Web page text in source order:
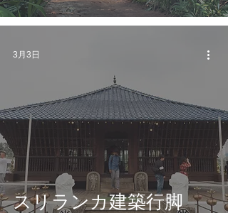
スリランカ建築行脚
3月3日